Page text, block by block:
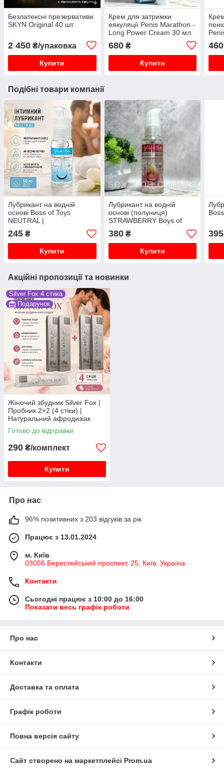
Безлатексні презервативи
SKYN Original 40 шт.
2 450 ₴/упаковка
Купити
Крем для затримки
еякуляції Penis Marathon -
Long Power Cream 30 мл
680₴
Купити
460
Подібні товари компанії
Лубрикант на водній
основі Boss of Toys
NEUTRAL |
Гіпоалергенний гель | 50
мл
245 ₴
Купити
Лубрикант на водній
основі (полуниця)
STRAWBERRY Boys of
380₴
Купити
395
Акційні пропозиції та новинки
Silver Fox 4 стика
Подарунок
Жіночий збудник Silver Fox |
Пробник 2+2 (4 стіки) |
Натуральний афродизіак
Готово до відправки
290 ₴/комплект
Купити
Про нас
96% позитивних з 203 відгуків за рік
Працює з 13.01.2024
м. Київ
03056 Берестейський проспект, 25, Київ, Україна
Контакти
Сьогодні працює з 10:00 до 16:00
Показати весь графік роботи
Про нас
Контакти
Доставка та оплата
Графік роботи
Повна версія сайту
Сайт створено на маркетплейсі Prom.ua